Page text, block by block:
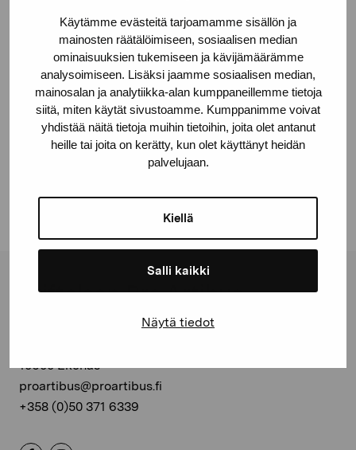
Käytämme evästeitä tarjoamamme sisällön ja
mainosten räätälöimiseen, sosiaalisen median
ominaisuuksien tukemiseen ja kävijämäärämme
analysoimiseen. Lisäksi jaamme sosiaalisen median,
mainosalan ja analytiikka-alan kumppaneillemme tietoja
siitä, miten käytät sivustoamme. Kumppanimme voivat
yhdistää näitä tietoja muihin tietoihin, joita olet antanut
heille tai joita on kerätty, kun olet käyttänyt heidän
palvelujaan.
Kiellä
Salli kaikki
Näytä tiedot
Dela:
Stiftelsen Pro Artibus
10600 Ekenäs
proartibus@proartibus.fi
+358 (0)50 371 6339